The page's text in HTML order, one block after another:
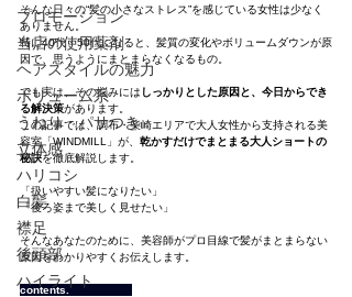
プロモーション
当店の使用薬剤
ヘアスタイルの魅力
ボリューム系
うねり・パサつき
立体感
ハリコシ
白髪
襟足
後頭部
ハイライト
そんな日々の“髪の小さなストレス”を感じている女性は少なく
ありません。
特に40代・50代になると、髪質の変化やボリュームダウンが原
因で、思うようにまとまらなくなるもの。
でも実は、その悩みには しっかりとした原因と、今日からでき
る解決策があります。
この記事では、調布・柴崎エリアで大人女性から支持される美
容室「WINDMILL」が、 乾かすだけでまとまる大人ショートの
秘訣を徹底解説します。
「扱いやすい髪になりたい」
「後ろ姿まで美しく見せたい」
そんなあなたのために、美容師がプロ目線で髪がまとまらない
原因をわかりやすくお伝えします。
contents.